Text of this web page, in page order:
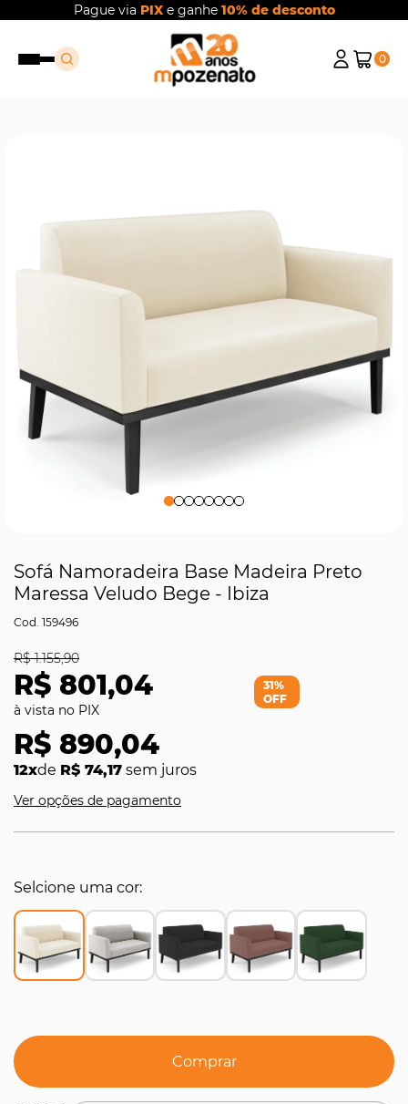
Pague via PIXe ganhe 10% de desconto
0
Sofá Namoradeira Base Madeira Preto
Maressa Veludo Bege - Ibiza
159496
R$ 801,04
R$ 1.155,90
R$ 890,04
12xde R$ 74,17 sem juros
31%
OFF
Ver opções de pagamento
Selcione uma cor
Comprar